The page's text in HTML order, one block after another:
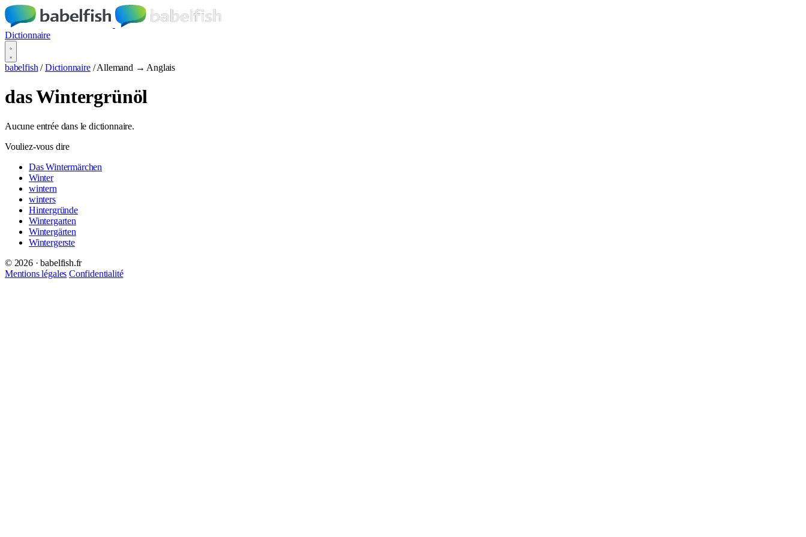
Dictionnaire
babelfish / Dictionnaire / Allemand → Anglais
das Wintergrünöl
Aucune entrée dans le dictionnaire.
Vouliez-vous dire
Das Wintermärchen
Winter
wintern
winters
Hintergründe
Wintergarten
Wintergärten
Wintergerste
© 2026 · babelfish.fr
Mentions légales Confidentialité